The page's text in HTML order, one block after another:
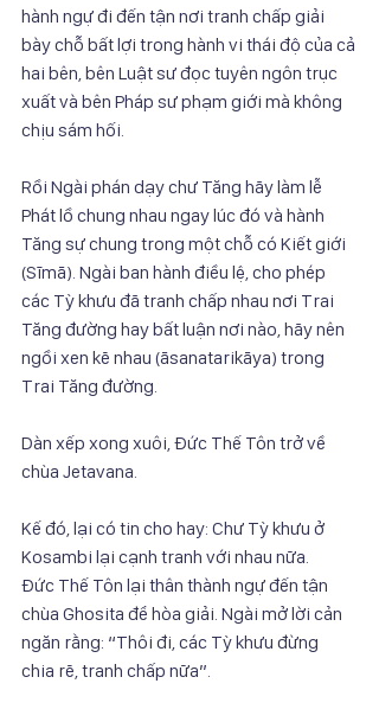
hành ngự đi đến tận nơi tranh chấp giải
bày chỗ bất lợi trong hành vi thái độ của cả
hai bên, bên Luật sư đọc tuyên ngôn trục
xuất và bên Pháp sư phạm giới mà không
chịu sám hối.
Rồi Ngài phán dạy chư Tăng hãy làm lễ
Phát lồ chung nhau ngay lúc đó và hành
Tăng sự chung trong một chỗ có Kiết giới
(Sīmā). Ngài ban hành điều lệ, cho phép
các Tỳ khưu đã tranh chấp nhau nơi Trai
Tăng đường hay bất luận nơi nào, hãy nên
ngồi xen kẽ nhau (āsanatarikāya) trong
Trai Tăng đường.
Dàn xếp xong xuôi, Đức Thế Tôn trở về
chùa Jetavana.
Kế đó, lại có tin cho hay: Chư Tỳ khưu ở
Kosambi lại cạnh tranh với nhau nữa.
Đức Thế Tôn lại thân thành ngự đến tận
chùa Ghosita để hòa giải. Ngài mở lời cản
ngăn rằng: “Thôi đi, các Tỳ khưu đừng
chia rẽ, tranh chấp nữa”.